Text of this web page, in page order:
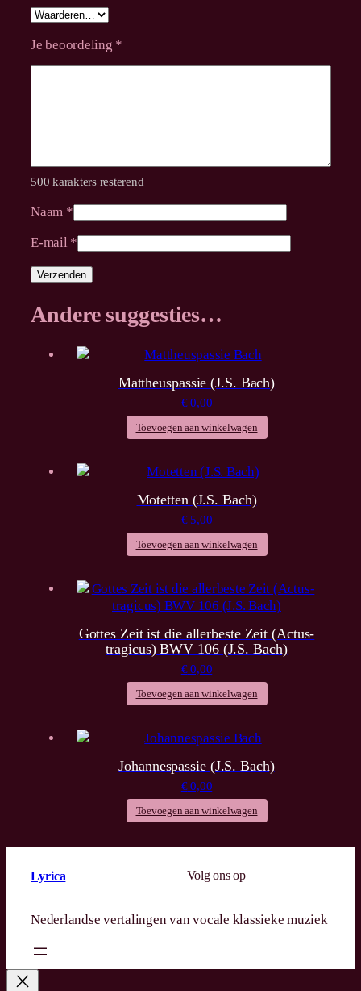
Je beoordeling *
500 karakters resterend
Naam *
E-mail *
Andere suggesties…
Mattheuspassie (J.S. Bach)
€0,00
Toevoegen aan winkelwagen
Motetten (J.S. Bach)
€5,00
Toevoegen aan winkelwagen
Gottes Zeit ist die allerbeste Zeit (Actus-
tragicus) BWV 106 (J.S. Bach)
€0,00
Toevoegen aan winkelwagen
Johannespassie (J.S. Bach)
€0,00
Toevoegen aan winkelwagen
Lyrica Volg ons op
Nederlandse vertalingen van vocale klassieke muziek